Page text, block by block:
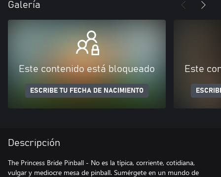
Galería
Este contenido está bloqueado
ESCRIBE TU FECHA DE NACIMIENTO
Este
Descripción
The Princess Bride Pinball - No es la típica, corriente, cotidiana,
vulgar y mediocre mesa de pinball. Sumérgete en un mundo de